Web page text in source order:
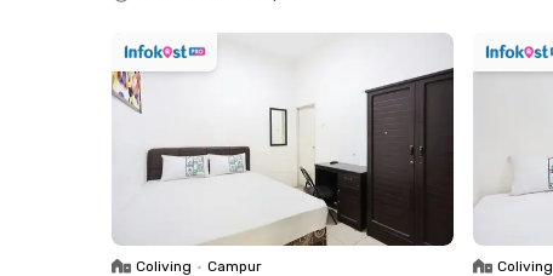
Coliving • Campur Coliving